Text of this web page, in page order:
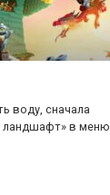
воду, сначала
ландшафт» в меню